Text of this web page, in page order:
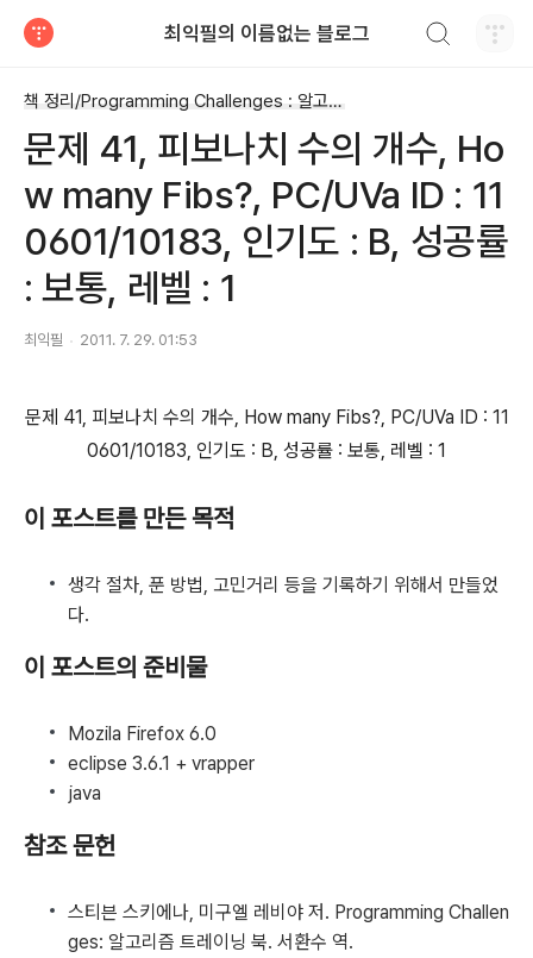
최익필의 이름없는 블로그
책 정리/Programming Challenges : 알고리즘 트래이닝 북
문제 41, 피보나치 수의 개수, Ho
w many Fibs?, PC/UVa ID : 11
0601/10183, 인기도 : B, 성공률
: 보통, 레벨 : 1
최익필 2011. 7. 29. 01:53
문제 41, 피보나치 수의 개수, How many Fibs?, PC/UVa ID : 11
0601/10183, 인기도 : B, 성공률 : 보통, 레벨 : 1
이 포스트를 만든 목적
생각 절차, 푼 방법, 고민거리 등을 기록하기 위해서 만들었
다.
이 포스트의 준비물
Mozila Firefox 6.0
eclipse 3.6.1 + vrapper
java
참조 문헌
스티븐 스키에나, 미구엘 레비야 저. Programming Challen
ges: 알고리즘 트레이닝 북. 서환수 역.